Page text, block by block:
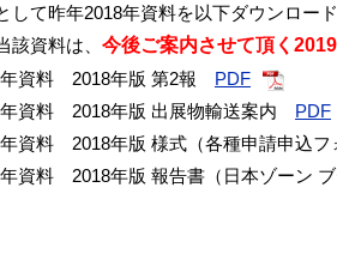
て昨年2018年資料を以下ダウンロード
資料は、 今後ご案内させて頂く
料 2018年版 第2報 PDF
料 2018年版 出展物輸送案内 PDF
料 2018年版 様式（各種申請申込フ
料 2018年版 報告書（日本ゾーン